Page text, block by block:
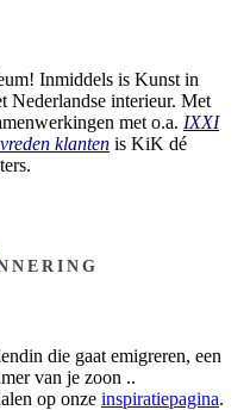
Inmiddels is Kunst in
Nederlandse interieur. Met
met o.a. IXXI
klanten is KiK dé
die gaat emigreren, een
van je zoon ..
op onze inspiratiepagina.